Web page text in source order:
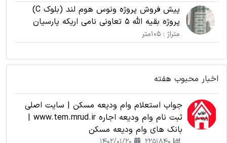
پیش فروش پروژه ونوس هوم لند (بلوک C)
پروژه بقیه الله 5 تعاونی نامی اریکه پارسیان
متراژ : 105متر
اخبار محبوب هفته
جواب استعلام وام ودیعه مسکن | سایت اصلی
ثبت نام وام ودیعه اجاره www.tem.mrud.ir |
بانک های وام ودیعه مسکن